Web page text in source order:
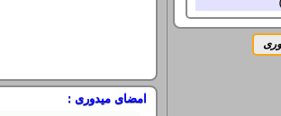
امضای میدوری :